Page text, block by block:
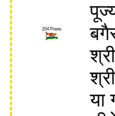
154 Posts
या